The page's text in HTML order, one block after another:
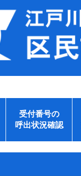
受付番号の
呼出状況確認